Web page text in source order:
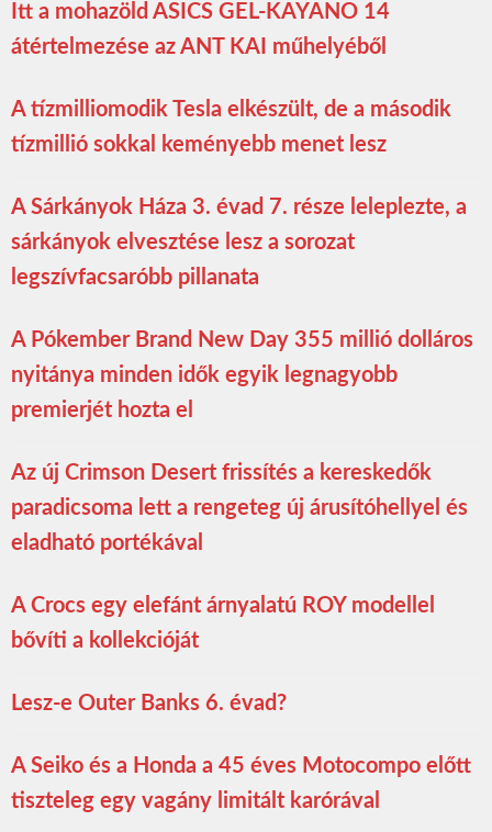
Itt a mohazöld ASICS GEL-KAYANO 14
átértelmezése az ANT KAI műhelyéből
A tízmilliomodik Tesla elkészült, de a második
tízmillió sokkal keményebb menet lesz
A Sárkányok Háza 3. évad 7. része leleplezte, a
sárkányok elvesztése lesz a sorozat
legszívfacsaróbb pillanata
A Pókember Brand New Day 355 millió dolláros
nyitánya minden idők egyik legnagyobb
premierjét hozta el
Az új Crimson Desert frissítés a kereskedők
paradicsoma lett a rengeteg új árusítóhellyel és
eladható portékával
A Crocs egy elefánt árnyalatú ROY modellel
bővíti a kollekcióját
Lesz-e Outer Banks 6. évad?
A Seiko és a Honda a 45 éves Motocompo előtt
tiszteleg egy vagány limitált karórával